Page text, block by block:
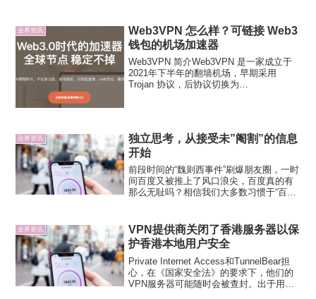
sessio...
业界资讯
Web3VPN 怎么样？可链接 Web3
钱包的机场加速器
Web3VPN 简介Web3VPN 是一家成立于
2021年下半年的翻墙机场，早期采用
Trojan 协议，后协议切换为
业界资讯
独立思考，从接受未”阉割”的信息
开始
前段时间的“魏则西事件”刷爆朋友圈，一时
间百度又被推上了风口浪尖，百度真的有
那么无耻吗？相信我们大多数习惯于“百度
面，大家默默感受一下……谷歌：百度：
百度虽然可恶...
业界资讯
VPN提供商关闭了香港服务器以保
护香港本地用户安全
Private Internet Access和TunnelBear担
心，在《国家安全法》的要求下，他们的
VPN服务器可能随时会被查封。出于用户